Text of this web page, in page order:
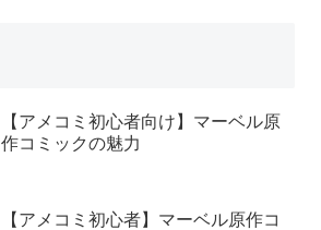
【アメコミ初心者向け】マーベル原
作コミックの魅力
【アメコミ初心者】マーベル原作コ